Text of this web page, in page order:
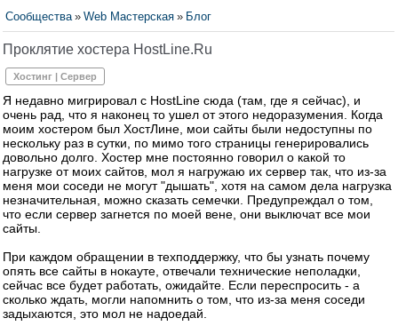
Сообщества » Web Мастерская » Блог
Проклятие хостера HostLine.Ru
Хостинг | Сервер
Я недавно мигрировал с HostLine сюда (там, где я сейчас), и
очень рад, что я наконец то ушел от этого недоразумения. Когда
моим хостером был ХостЛине, мои сайты были недоступны по
нескольку раз в сутки, по мимо того страницы генерировались
довольно долго. Хостер мне постоянно говорил о какой то
нагрузке от моих сайтов, мол я нагружаю их сервер так, что из-за
меня мои соседи не могут "дышать", хотя на самом дела нагрузка
незначительная, можно сказать семечки. Предупреждал о том,
что если сервер загнется по моей вене, они выключат все мои
сайты.
При каждом обращении в техподдержку, что бы узнать почему
опять все сайты в нокауте, отвечали технические неполадки,
сейчас все будет работать, ожидайте. Если переспросить - а
сколько ждать, могли напомнить о том, что из-за меня соседи
задыхаются, это мол не надоедай.